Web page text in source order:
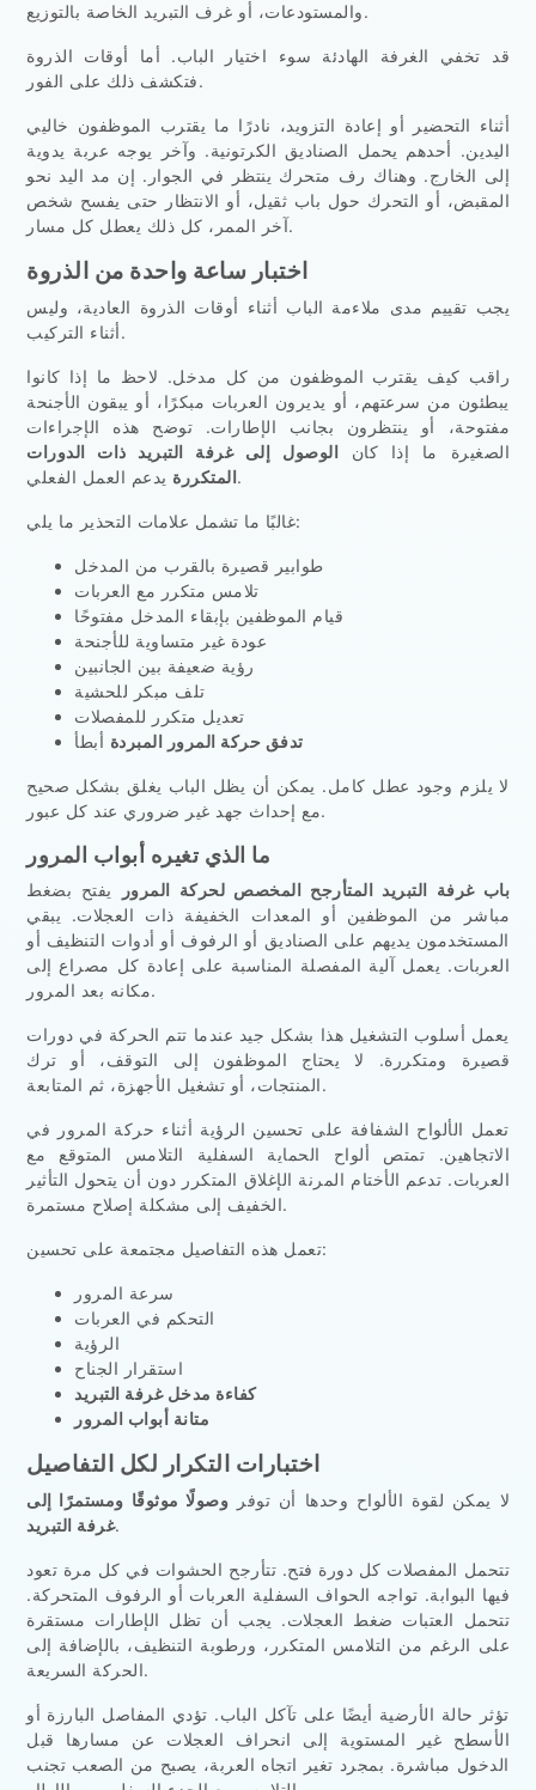
والمستودعات، أو غرف التبريد الخاصة بالتوزيع.
قد تخفي الغرفة الهادئة سوء اختيار الباب. أما أوقات الذروة
فتكشف ذلك على الفور.
أثناء التحضير أو إعادة التزويد، نادرًا ما يقترب الموظفون خاليي
اليدين. أحدهم يحمل الصناديق الكرتونية. وآخر يوجه عربة يدوية
إلى الخارج. وهناك رف متحرك ينتظر في الجوار. إن مد اليد نحو
المقبض، أو التحرك حول باب ثقيل، أو الانتظار حتى يفسح شخص
آخر الممر، كل ذلك يعطل كل مسار.
اختبار ساعة واحدة من الذروة
يجب تقييم مدى ملاءمة الباب أثناء أوقات الذروة العادية، وليس
أثناء التركيب.
راقب كيف يقترب الموظفون من كل مدخل. لاحظ ما إذا كانوا
يبطئون من سرعتهم، أو يديرون العربات مبكرًا، أو يبقون الأجنحة
مفتوحة، أو ينتظرون بجانب الإطارات. توضح هذه الإجراءات
الصغيرة ما إذا كان الوصول إلى غرفة التبريد ذات الدورات
المتكررةيدعم العمل الفعلي.
غالبًا ما تشمل علامات التحذير ما يلي:
طوابير قصيرة بالقرب من المدخل
تلامس متكرر مع العربات
قيام الموظفين بإبقاء المدخل مفتوحًا
عودة غير متساوية للأجنحة
رؤية ضعيفة بين الجانبين
تلف مبكر للحشية
تعديل متكرر للمفصلات
تدفق حركة المرور المبردة أبطأ
لا يلزم وجود عطل كامل. يمكن أن يظل الباب يغلق بشكل صحيح
مع إحداث جهد غير ضروري عند كل عبور.
ما الذي تغيره أبواب المرور
باب غرفة التبريد المتأرجح المخصص لحركة المرور
يفتح بضغط
مباشر من الموظفين أو المعدات الخفيفة ذات العجلات. يبقي
المستخدمون يديهم على الصناديق أو الرفوف أو أدوات التنظيف أو
العربات. يعمل آلية المفصلة المناسبة على إعادة كل مصراع إلى
مكانه بعد المرور.
يعمل أسلوب التشغيل هذا بشكل جيد عندما تتم الحركة في دورات
قصيرة ومتكررة. لا يحتاج الموظفون إلى التوقف، أو ترك
المنتجات، أو تشغيل الأجهزة، ثم المتابعة.
تعمل الألواح الشفافة على تحسين الرؤية أثناء حركة المرور في
الاتجاهين. تمتص ألواح الحماية السفلية التلامس المتوقع مع
العربات. تدعم الأختام المرنة الإغلاق المتكرر دون أن يتحول التأثير
الخفيف إلى مشكلة إصلاح مستمرة.
تعمل هذه التفاصيل مجتمعة على تحسين:
سرعة المرور
التحكم في العربات
الرؤية
استقرار الجناح
كفاءة مدخل غرفة التبريد
متانة أبواب المرور
اختبارات التكرار لكل التفاصيل
لا يمكن لقوة الألواح وحدها أن توفر وصولًا موثوقًا ومستمرًا إلى
غرفة التبريد.
تتحمل المفصلات كل دورة فتح. تتأرجح الحشوات في كل مرة تعود
فيها البوابة. تواجه الحواف السفلية العربات أو الرفوف المتحركة.
تتحمل العتبات ضغط العجلات. يجب أن تظل الإطارات مستقرة
على الرغم من التلامس المتكرر، ورطوبة التنظيف، بالإضافة إلى
الحركة السريعة.
تؤثر حالة الأرضية أيضًا على تآكل الباب. تؤدي المفاصل البارزة أو
الأسطح غير المستوية إلى انحراف العجلات عن مسارها قبل
الدخول مباشرة. بمجرد تغير اتجاه العربة، يصبح من الصعب تجنب